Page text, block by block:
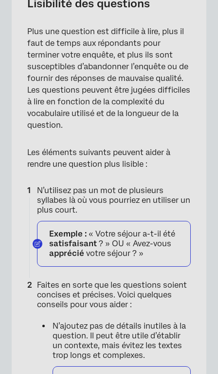
Lisibilité des questions
Plus une question est difficile à lire, plus il
faut de temps aux répondants pour
terminer votre enquête, et plus ils sont
susceptibles d’abandonner l’enquête ou de
fournir des réponses de mauvaise qualité.
Les questions peuvent être jugées difficiles
à lire en fonction de la complexité du
vocabulaire utilisé et de la longueur de la
question.
Les éléments suivants peuvent aider à
rendre une question plus lisible :
N’utilisez pas un mot de plusieurs
syllabes là où vous pourriez en utiliser un
plus court.
Exemple : « Votre séjour a-t-il été
satisfaisant ? » OU « Avez-vous
apprécié votre séjour ? »
Faites en sorte que les questions soient
concises et précises. Voici quelques
conseils pour vous aider :
N’ajoutez pas de détails inutiles à la
question. Il peut être utile d’établir
un contexte, mais évitez les textes
trop longs et complexes.